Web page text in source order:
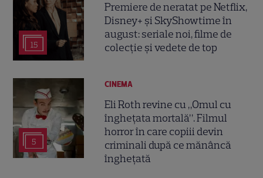
15
Premiere de neratat pe Netflix,
Disney+ și SkyShowtime în
august: seriale noi, filme de
colecție și vedete de top
5
CINEMA
Eli Roth revine cu „Omul cu
înghețata mortală”. Filmul
horror în care copiii devin
criminali după ce mănâncă
înghețată